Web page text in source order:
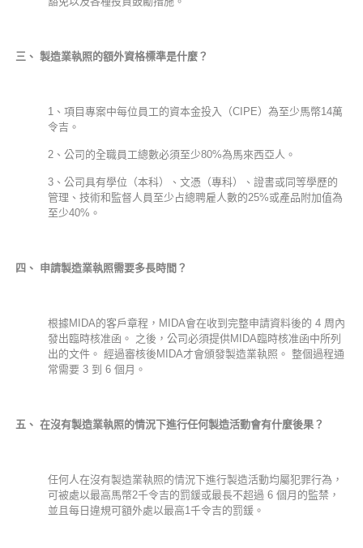
三、 製造業執照的額外資格標準是什麼？
1、項目專案中每位員工的資本金投入（CIPE）為至少馬幣14萬
令吉。
2、公司的全職員工總數必須至少80%為馬來西亞人。
3、公司具有學位（本科）、文憑（專科）、證書或同等學歷的
管理、技術和監督人員至少占總聘雇人數的25%或產品附加值為
至少40%。
四、 申請製造業執照需要多長時間？
根據MIDA的客戶章程，MIDA會在收到完整申請資料後的 4 周內
發出臨時核准函。 之後，公司必須提供MIDA臨時核准函中所列
出的文件。 經過審核後MIDA才會頒發製造業執照。 整個過程通
常需要 3 到 6 個月。
五、在沒有製造業執照的情況下進行任何製造活動會有什麼後果？
任何人在沒有製造業執照的情況下進行製造活動均屬犯罪行為，
可被處以最高馬幣2千令吉的罰鍰或最長不超過 6 個月的監禁，
並且每日違規可額外處以最高1千令吉的罰鍰。